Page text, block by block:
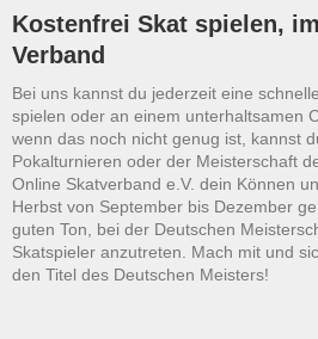
Kostenfrei Skat spielen,
Verband
Bei uns kannst du jederzeit eine
spielen oder an einem unterhaltsamen
wenn das noch nicht genug ist, kannst
Pokalturnieren oder der Meisterschaft
Online Skatverband e.V. dein Können
Herbst von September bis Dezember
guten Ton, bei der Deutschen
Skatspieler anzutreten. Mach mit und
den Titel des Deutschen Meisters!